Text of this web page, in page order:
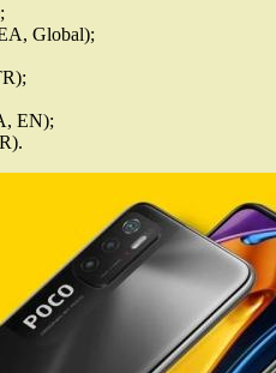
Global);
EN);